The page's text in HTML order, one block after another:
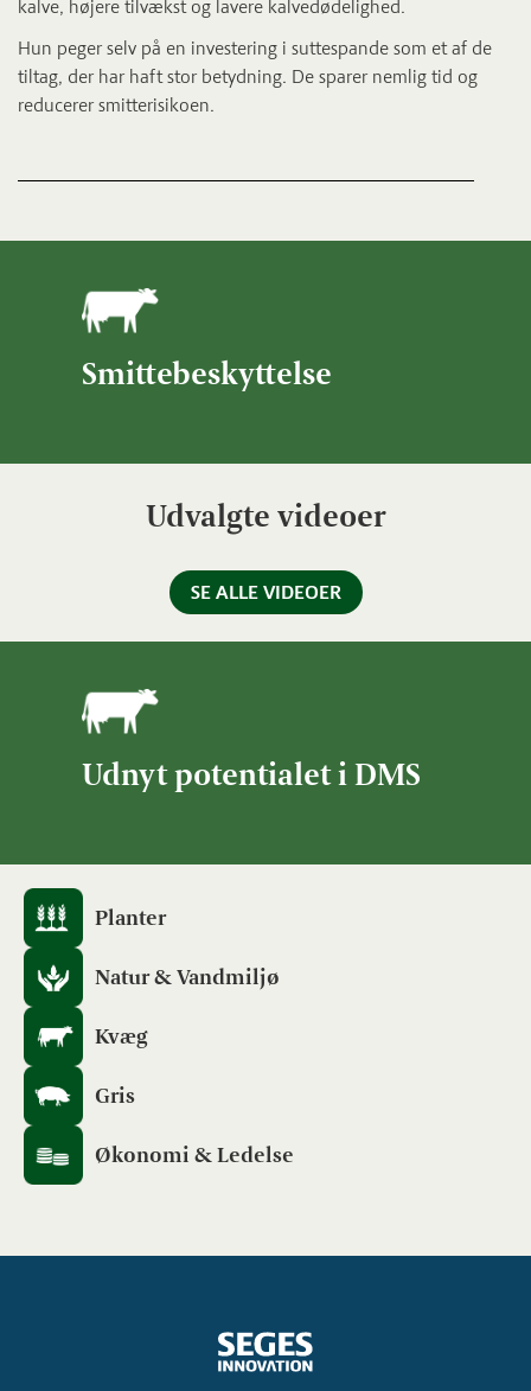
kalve, højere tilvækst og lavere kalvedødelighed.
Hun peger selv på en investering i suttespande som et af de
tiltag, der har haft stor betydning. De sparer nemlig tid og
reducerer smitterisikoen.
Smittebeskyttelse
Udvalgte videoer
SE ALLE VIDEOER
Udnyt potentialet i DMS
Planter
Natur & Vandmiljø
Kvæg
Gris
Økonomi & Ledelse